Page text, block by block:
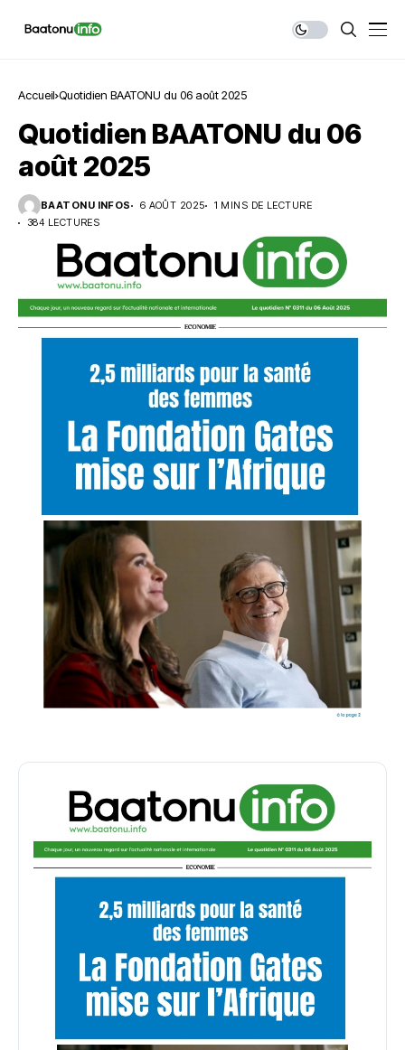
Accueil Quotidien BAATONU du 06 août 2025
Quotidien BAATONU du 06
août 2025
BAATONU INFOS 6 AOÛT 2025
1 MINS DE LECTURE
384 LECTURES